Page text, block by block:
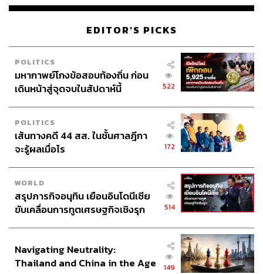
EDITOR'S PICKS
POLITICS
มหากาพย์โกงข้อสอบท้องถิ่น ก่อน
เดินหน้าสู่จุดจบในสัปดาห์นี้
522
POLITICS
เส้นทางคดี 44 สส. ในชั้นศาลฎีกา
จะรู้ผลเมื่อไร
172
WORLD
สรุปภารกิจอนุทิน เยือนอินโดนีเซีย
ขับเคลื่อนการทูตเศรษฐกิจเชิงรุก
514
Navigating Neutrality:
Thailand and China in the Age
149